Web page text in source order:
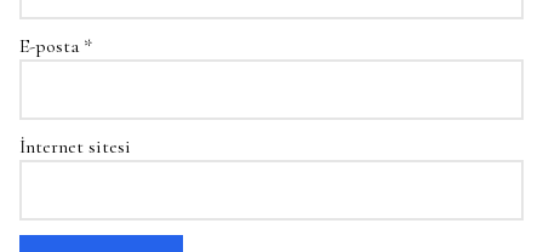
E-posta *
İnternet sitesi